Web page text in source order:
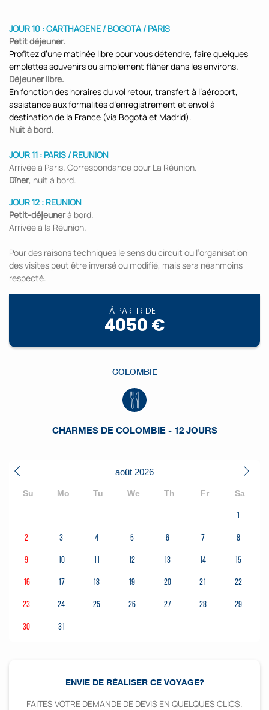
JOUR 10 : CARTHAGENE / BOGOTA / PARIS
Petit déjeuner.
Profitez d’une matinée libre pour vous détendre, faire quelques
emplettes souvenirs ou simplement flâner dans les environs.
Déjeuner libre.
En fonction des horaires du vol retour, transfert à l’aéroport,
assistance aux formalités d’enregistrement et envol à
destination de la France (via Bogotá et Madrid).
Nuit à bord.
JOUR 11 : PARIS / REUNION
Arrivée à Paris. Correspondance pour La Réunion.
Dîner, nuit à bord.
JOUR 12 : REUNION
Petit-déjeunerà bord.
Arrivée à la Réunion.
Pour des raisons techniques le sens du circuit ou l’organisation
des visites peut être inversé ou modifié, mais sera néanmoins
respecté.
À PARTIR DE :
4050 €
COLOMBIE
CHARMES DE COLOMBIE - 12 JOURS
août 2026
Su Mo Tu We Th Fr Sa
1
2 3 4 5 6 7 8
9 10 11 12 13 14 15
16 17 18 19 20 21 22
23 24 25 26 27 28 29
30 31
ENVIE DE RÉALISER CE VOYAGE?
FAITES VOTRE DEMANDE DE DEVIS EN QUELQUES CLICS.